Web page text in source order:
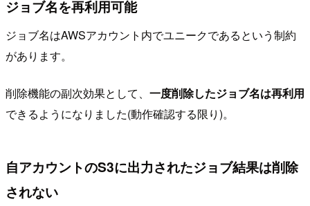
ジョブ名を再利用可能
ジョブ名はAWSアカウント内でユニークであるという制約
があります。
削除機能の副次効果として、 一度削除したジョブ名は再利用
できるようになりました(動作確認する限り)。
自アカウントのS3に出力されたジョブ結果は削除
されない